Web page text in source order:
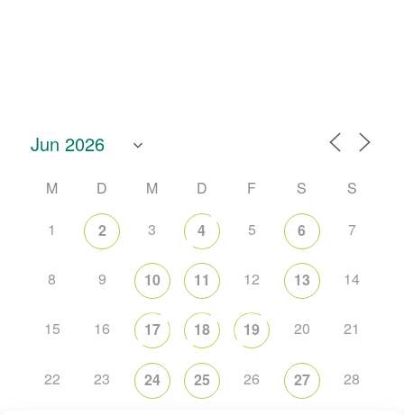
M D M D F S
S
1
2 3 4 5 6 7
8 9 10 11 12 13 14
15 16 17 18 19 20 21
22 23 24 25 26 27 28